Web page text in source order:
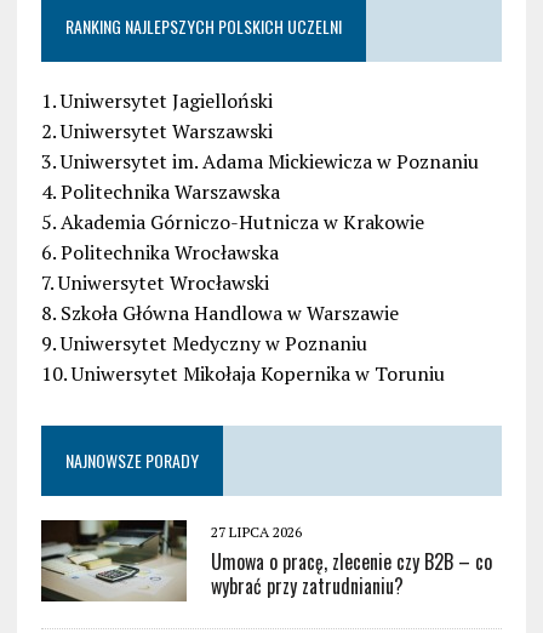
RANKING NAJLEPSZYCH POLSKICH UCZELNI
1. Uniwersytet Jagielloński
2. Uniwersytet Warszawski
3. Uniwersytet im. Adama Mickiewicza w Poznaniu
4. Politechnika Warszawska
5. Akademia Górniczo-Hutnicza w Krakowie
6. Politechnika Wrocławska
7. Uniwersytet Wrocławski
8. Szkoła Główna Handlowa w Warszawie
9. Uniwersytet Medyczny w Poznaniu
10. Uniwersytet Mikołaja Kopernika w Toruniu
NAJNOWSZE PORADY
27 LIPCA 2026
Umowa o pracę, zlecenie czy B2B – co
wybrać przy zatrudnianiu?